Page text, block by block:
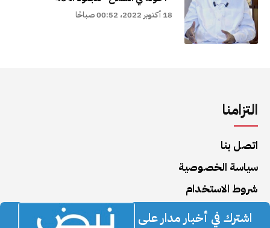
18 أكتوبر 2022، 00:52 صباحًا
التزامنا
اتصل بنا
سياسة الخصوصية
شروط الاستخدام
اشترك في أخبار مدار على